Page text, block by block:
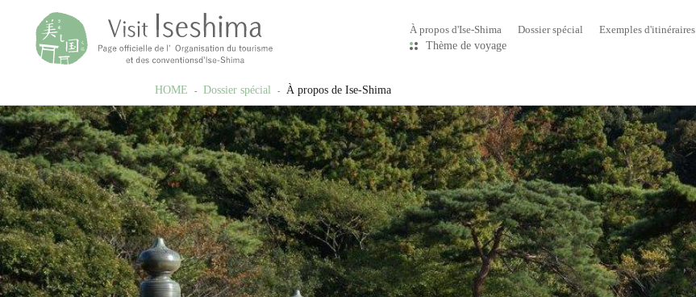
À propos d'Ise-Shima Dossier spécial Exemples d'itinéraires
Thème de voyage
HOME Dossier spécial À propos de Ise-Shima